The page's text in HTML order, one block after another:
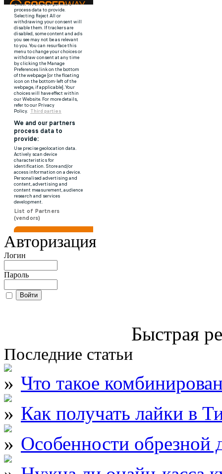
Авторизация
Логин
Пароль
Быстрая
Последние статьи
Что такое
Как получать лайки в
Особенности обрезной